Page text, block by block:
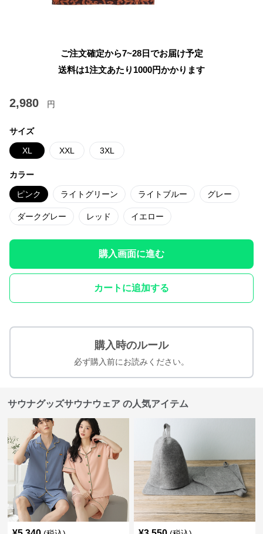
ご注文確定から7~28日でお届け予定
送料は1注文あたり 1000円かかります
2,980 円
サイズ
XL XXL 3XL
カラー
ピンク ライトグリーン ライトブルー グレー
ダークグレー レッド イエロー
購入画面に進む
カートに追加する
購入時のルール
必ず購入前にお読みください。
サウナグッズサウナウェア の人気アイテム